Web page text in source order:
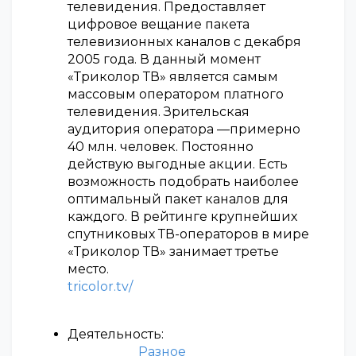
телевидения. Предоставляет
цифровое вещание пакета
телевизионных каналов с декабря
2005 года. В данный момент
«Триколор ТВ» является самым
массовым оператором платного
телевидения. Зрительская
аудитория оператора —примерно
40 млн. человек. Постоянно
действую выгодные акции. Есть
возможность подобрать наиболее
оптимальный пакет каналов для
каждого. В рейтинге крупнейших
спутниковых ТВ-операторов в мире
«Триколор ТВ» занимает третье
место.
tricolor.tv/
Деятельность:
Разное